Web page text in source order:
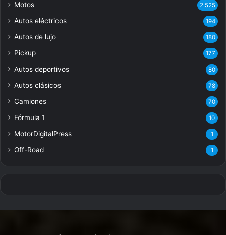
Motos 2.525
Autos eléctricos 194
Autos de lujo 180
Pickup 177
Autos deportivos 80
Autos clásicos 78
Camiones 70
Fórmula 1 10
MotorDigitalPress 1
Off-Road 1